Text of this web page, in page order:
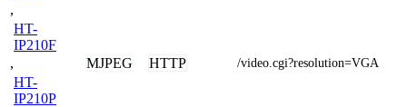
,
HT-
IP210F
,
HT-
IP210P
MJPEG HTTP /video.cgi?resolution=VGA